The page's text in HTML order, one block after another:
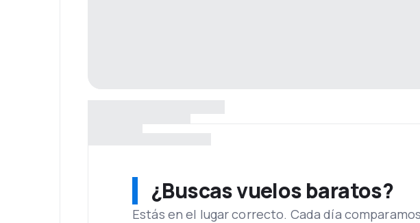
¿Buscas vuelos baratos?
Estás en el lugar correcto. Cada día